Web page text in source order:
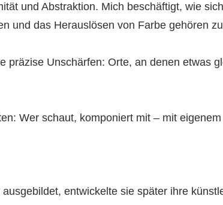
und Abstraktion. Mich beschäftigt, wie
und das Herauslösen von Farbe gehören
Unschärfen: Orte, an denen etwas
Wer schaut, komponiert mit – mit
entwickelte sie später ihre